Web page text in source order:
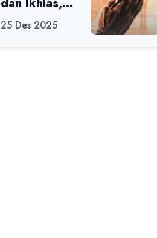
Jadi Esensi
25 Des 2025